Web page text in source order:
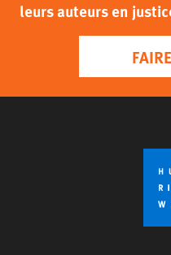
leurs auteurs en